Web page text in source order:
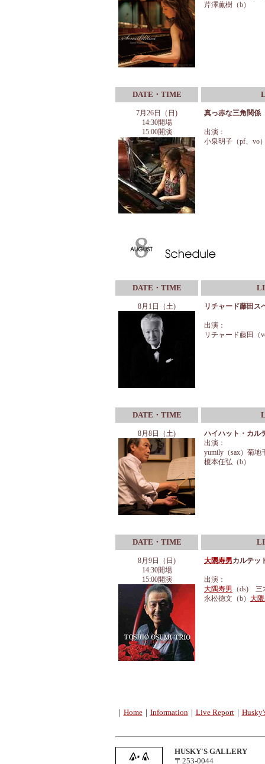
芹澤薫樹（b）
DATE・TIME
7月26日（日)
14:30開場
15:00開演
真っ赤な三角関係
出演：
小泉明子（pf、
DATE・TIME
8月1日（土) リチャード藤田ス
出演：
リチャード藤田（
DATE・TIME
8月8日（土)
ハイハット・カル
出演：
yumily（sax）菊
榎本任弘（b）
DATE・TIME
8月9日（日)
14:30開場
15:00開演
大隅寿男カルテッ
出演：
大隅寿男 （ds) 三
永松徳文 （b） 大
｜ Home｜ Information｜ Live Report｜
HUSKY'S GALLERY
〒253-0044